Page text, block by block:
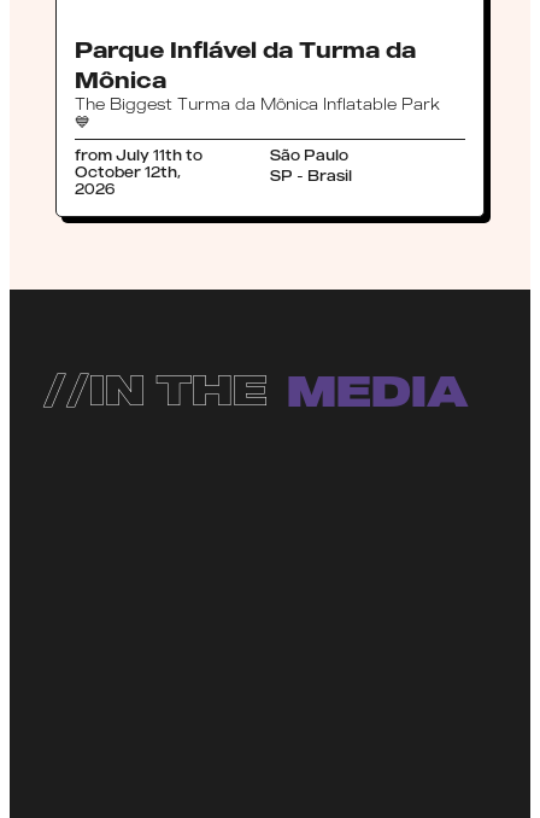
Parque Inflável da Turma da
Mônica
The Biggest Turma da Mônica Inflatable Park
💙
from July 11th to
October 12th,
2026
São Paulo
SP - BrasilParque
Inflável da
Mônica
//IN THE MEDIA